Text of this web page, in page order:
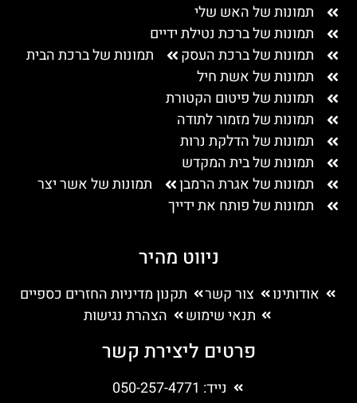
תמונות של האש שלי
תמונות של ברכת נטילת ידיים
תמונות של ברכת העסק
תמונות של ברכת הבית
תמונות של אשת חיל
תמונות של פיטום הקטורת
תמונות של מזמור לתודה
תמונות של הדלקת נרות
תמונות של בית המקדש
תמונות של אגרת הרמבן
תמונות של אשר יצר
תמונות של פותח את ידייך
ניווט מהיר
אודותינו צור קשר
תקנון מדיניות החזרים כספיים
תנאי שימוש
הצהרת נגישות
פרטים ליצירת קשר
נייד: 050-257-4771